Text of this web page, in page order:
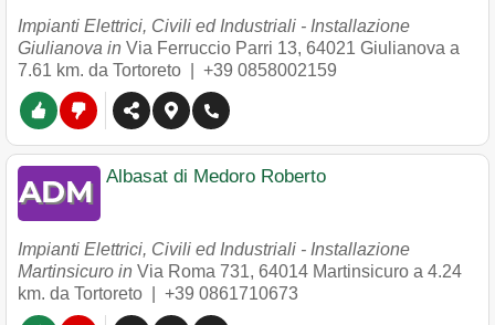
Impianti Elettrici, Civili ed Industriali - Installazione
Giulianova in Via Ferruccio Parri 13, 64021 Giulianova a
7.61 km. da Tortoreto | +39 0858002159
Albasat di Medoro Roberto
Impianti Elettrici, Civili ed Industriali - Installazione
Martinsicuro in Via Roma 731, 64014 Martinsicuro a 4.24
km. da Tortoreto | +39 0861710673